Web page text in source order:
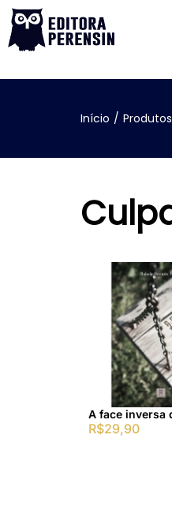
Início /
A face inversa
R$29,90